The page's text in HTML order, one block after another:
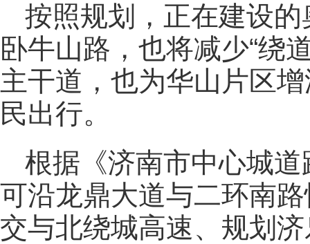
按照规划，正在建设
卧牛山路，也将减少“绕
主干道，也为华山片区
民出行。
根据《济南市中心城
可沿龙鼎大道与二环南
交与北绕城高速、规划